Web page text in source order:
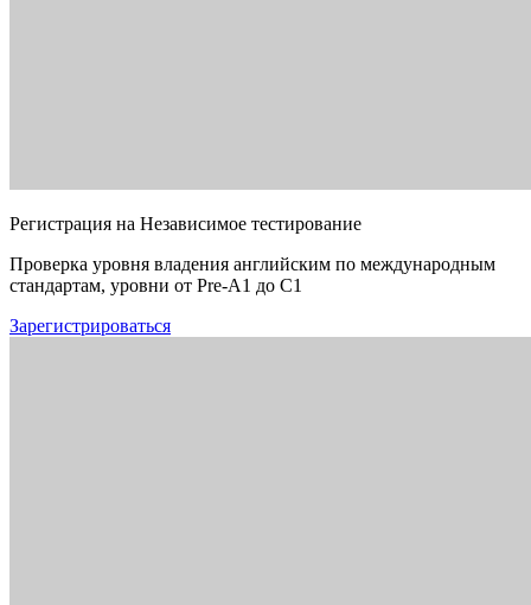
Регистрация на Независимое тестирование
Проверка уровня владения английским по международным
стандартам, уровни от Pre-A1 до C1
Зарегистрироваться